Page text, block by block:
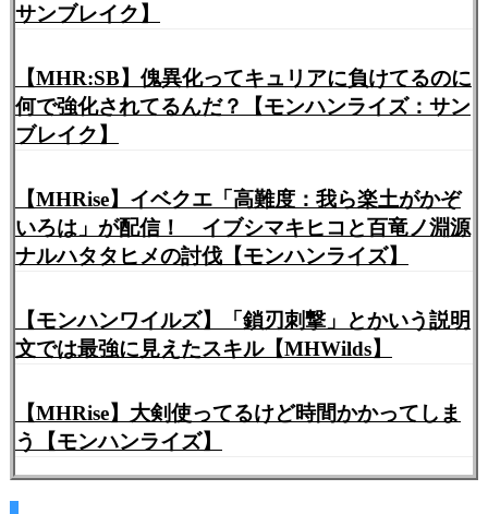
サンブレイク】
【MHR:SB】傀異化ってキュリアに負けてるのに
何で強化されてるんだ？【モンハンライズ：サン
ブレイク】
【MHRise】イベクエ「高難度：我ら楽土がかぞ
いろは」が配信！ イブシマキヒコと百竜ノ淵源
ナルハタタヒメの討伐【モンハンライズ】
【モンハンワイルズ】「鎖刃刺撃」とかいう説明
文では最強に見えたスキル【MHWilds】
【MHRise】大剣使ってるけど時間かかってしま
う【モンハンライズ】